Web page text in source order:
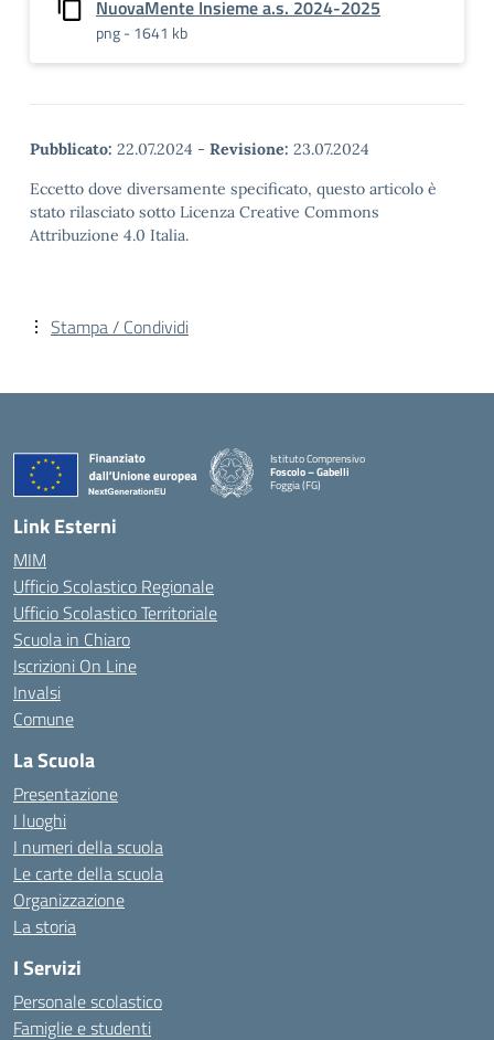
NuovaMente Insieme a.s. 2024-2025
png - 1641 kb
Pubblicato: 22.07.2024 - Revisione: 23.07.2024
Eccetto dove diversamente specificato, questo articolo è
stato rilasciato sotto Licenza Creative Commons
Attribuzione 4.0 Italia.
Stampa / Condividi
Istituto Comprensivo
Foscolo – Gabelli
Foggia (FG)
— Visita la pagina iniziale della scuola
Link Esterni
MIM
Ufficio Scolastico Regionale
Ufficio Scolastico Territoriale
Scuola in Chiaro
Iscrizioni On Line
Invalsi
Comune
La Scuola
Presentazione
I luoghi
I numeri della scuola
Le carte della scuola
Organizzazione
La storia
I Servizi
Personale scolastico
Famiglie e studenti